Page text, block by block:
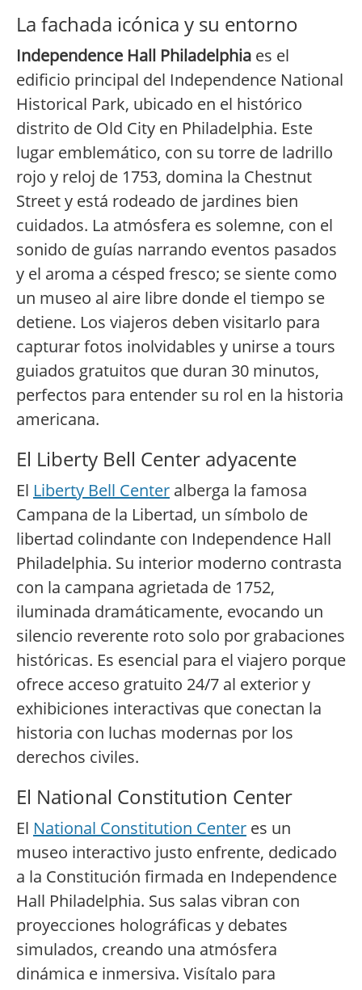
La fachada icónica y su entorno
Independence Hall Philadelphia es el
edificio principal del Independence National
Historical Park, ubicado en el histórico
distrito de Old City en Philadelphia. Este
lugar emblemático, con su torre de ladrillo
rojo y reloj de 1753, domina la Chestnut
Street y está rodeado de jardines bien
cuidados. La atmósfera es solemne, con el
sonido de guías narrando eventos pasados
y el aroma a césped fresco; se siente como
un museo al aire libre donde el tiempo se
detiene. Los viajeros deben visitarlo para
capturar fotos inolvidables y unirse a tours
guiados gratuitos que duran 30 minutos,
perfectos para entender su rol en la historia
americana.
El Liberty Bell Center adyacente
El Liberty Bell Center alberga la famosa
Campana de la Libertad, un símbolo de
libertad colindante con Independence Hall
Philadelphia. Su interior moderno contrasta
con la campana agrietada de 1752,
iluminada dramáticamente, evocando un
silencio reverente roto solo por grabaciones
históricas. Es esencial para el viajero porque
ofrece acceso gratuito 24/7 al exterior y
exhibiciones interactivas que conectan la
historia con luchas modernas por los
derechos civiles.
El National Constitution Center
El National Constitution Center es un
museo interactivo justo enfrente, dedicado
a la Constitución firmada en Independence
Hall Philadelphia. Sus salas vibran con
proyecciones holográficas y debates
simulados, creando una atmósfera
dinámica e inmersiva. Visítalo para